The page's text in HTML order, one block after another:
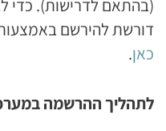
(בהתאם לדרישות). כדי
דורשת להירשם באמצעות
כאן.
לתהליך ההרשמה